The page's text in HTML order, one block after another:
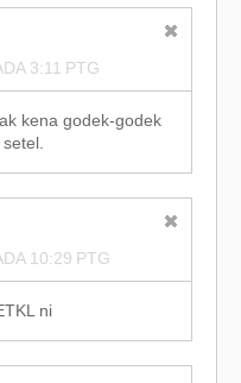
3:11 PTG
kena godek-godek
10:29 PTG
ni